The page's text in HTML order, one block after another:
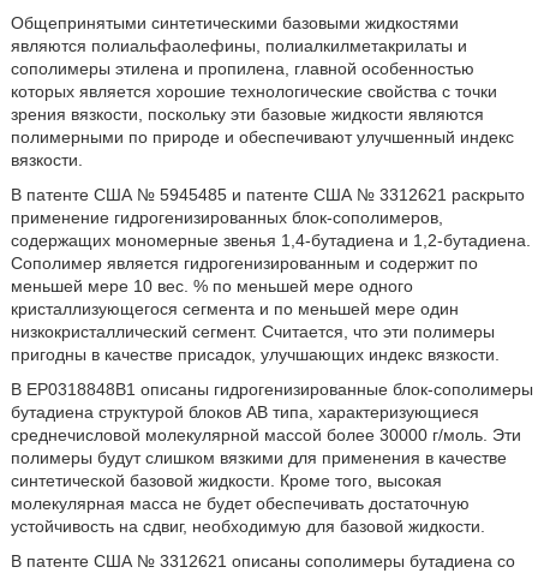
Общепринятыми синтетическими базовыми жидкостями
являются полиальфаолефины, полиалкилметакрилаты и
сополимеры этилена и пропилена, главной особенностью
которых является хорошие технологические свойства с точки
зрения вязкости, поскольку эти базовые жидкости являются
полимерными по природе и обеспечивают улучшенный индекс
вязкости.
В патенте США № 5945485 и патенте США № 3312621 раскрыто
применение гидрогенизированных блок-сополимеров,
содержащих мономерные звенья 1,4-бутадиена и 1,2-бутадиена.
Сополимер является гидрогенизированным и содержит по
меньшей мере 10 вес. % по меньшей мере одного
кристаллизующегося сегмента и по меньшей мере один
низкокристаллический сегмент. Считается, что эти полимеры
пригодны в качестве присадок, улучшающих индекс вязкости.
В EP0318848B1 описаны гидрогенизированные блок-сополимеры
бутадиена структурой блоков AB типа, характеризующиеся
среднечисловой молекулярной массой более 30000 г/моль. Эти
полимеры будут слишком вязкими для применения в качестве
синтетической базовой жидкости. Кроме того, высокая
молекулярная масса не будет обеспечивать достаточную
устойчивость на сдвиг, необходимую для базовой жидкости.
В патенте США № 3312621 описаны сополимеры бутадиена со